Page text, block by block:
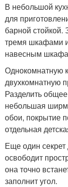
В небольшой
для
барной стойкой.
тремя шкафами
навесным
Однокомнатную
двухкомнатную
Разделить
небольшая
обои, покрытие
отдельная
Еще один
освободит
она точно
заполнит угол.